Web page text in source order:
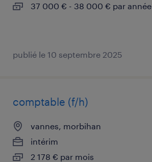
37 000 € - 38 000 € par année
publié le 10 septembre 2025
comptable (f/h)
vannes, morbihan
intérim
2 178 € par mois